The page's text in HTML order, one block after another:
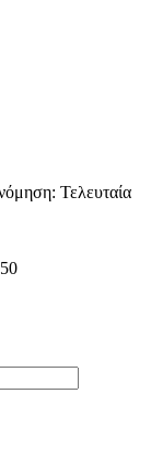
Τελευταία